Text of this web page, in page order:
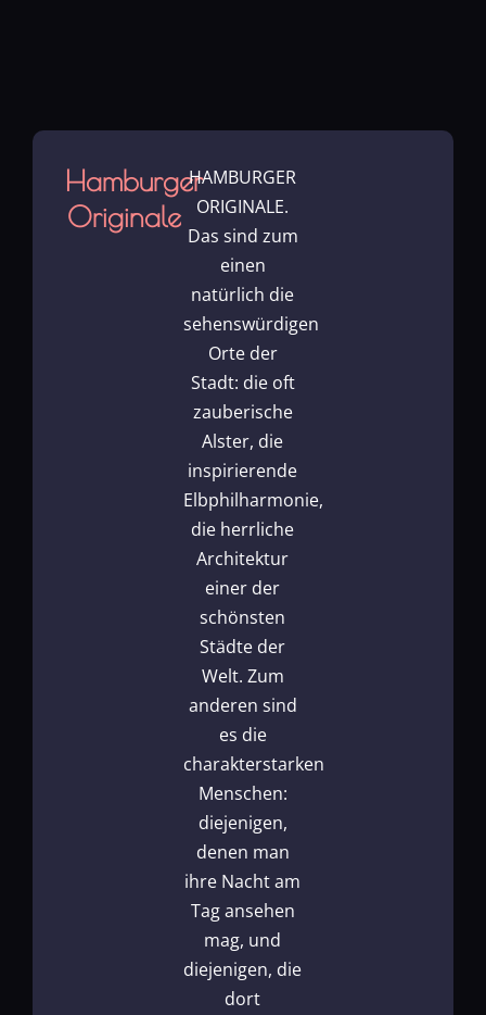
Hamburger
Originale
HAMBURGER
ORIGINALE.
Das sind zum
einen
natürlich die
sehenswürdigen
Orte der
Stadt: die oft
zauberische
Alster, die
inspirierende
Elbphilharmonie,
die herrliche
Architektur
einer der
schönsten
Städte der
Welt. Zum
anderen sind
es die
charakterstarken
Menschen:
diejenigen,
denen man
ihre Nacht am
Tag ansehen
mag, und
diejenigen, die
dort